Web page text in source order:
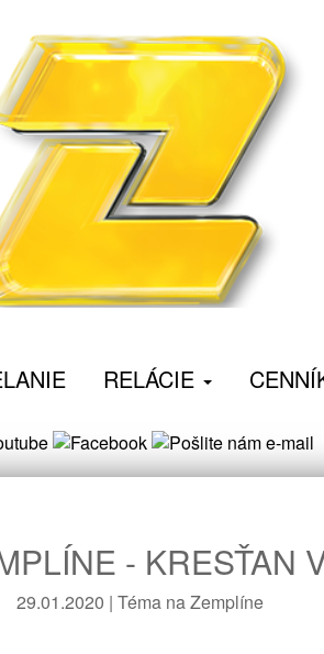
RELÁCIE
- KRESŤAN
29.01.2020 | Téma na Zemplíne